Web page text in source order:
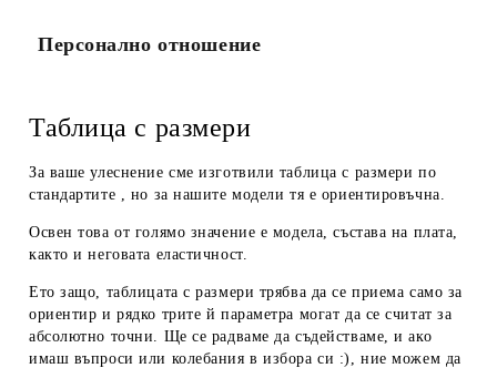
Персонално отношение
Таблица с размери
За ваше улеснение сме изготвили таблица с размери по
стандартите , но за нашите модели тя е ориентировъчна.
Освен това от голямо значение е модела, състава на плата,
както и неговата еластичност.
Ето защо, таблицата с размери трябва да се приема само за
ориентир и рядко трите й параметра могат да се считат за
абсолютно точни. Ще се радваме да съдействаме, и ако
имаш въпроси или колебания в избора си :), ние можем да